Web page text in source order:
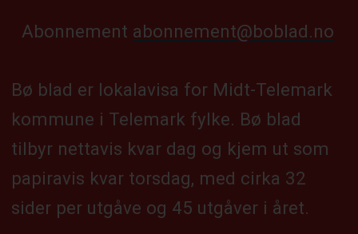
Abonnement abonnement@boblad.no
Bø blad er lokalavisa for Midt-Telemark
kommune i Telemark fylke. Bø blad
tilbyr nettavis kvar dag og kjem ut som
papiravis kvar torsdag, med cirka 32
sider per utgåve og 45 utgåver i året.